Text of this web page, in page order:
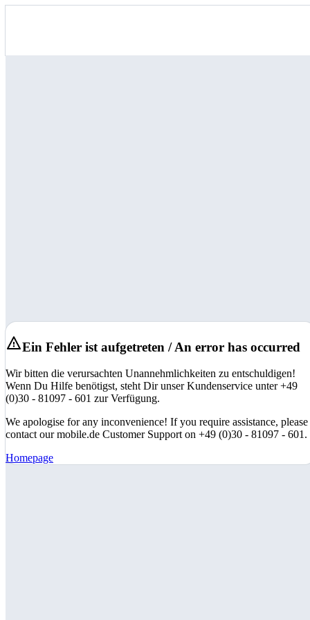
Ein Fehler ist aufgetreten / An error has occurred
Wir bitten die verursachten Unannehmlichkeiten zu entschuldigen!
Wenn Du Hilfe benötigst, steht Dir unser Kundenservice unter +49
(0)30 - 81097 - 601 zur Verfügung.
We apologise for any inconvenience! If you require assistance, please
contact our mobile.de Customer Support on +49 (0)30 - 81097 - 601.
Homepage